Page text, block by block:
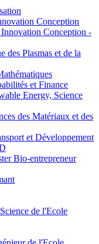
Conception
Conception -
des Plasmas et de la
et Finance
Energy, Science
des Matériaux et des
et Développement
Bio-entrepreneur
de l'Ecole